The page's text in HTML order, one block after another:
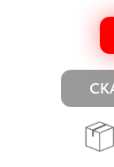
от
по
по